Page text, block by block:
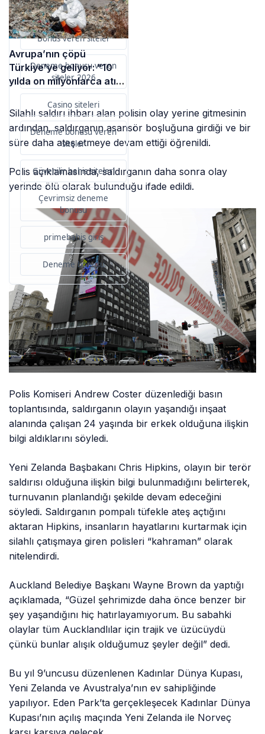
primebahis resmi giris
Bonus veren siteler
Deneme bonusu veren
siteler 2026
Casino siteleri
Deneme bonusu veren
siteler
Güvenilir bahis siteleri
Çevrimsiz deneme
bonusu
primebahis giriş
Deneme bonusu
Avrupa’nın çöpü
Türkiye’ye geliyor: “10
yılda on milyonlarca atık
ihracı”
Silahlı saldırı ihbarı alan polisin olay yerine gitmesinin
ardından, saldırganın asansör boşluğuna girdiği ve bir
süre daha ateş etmeye devam ettiği öğrenildi.
Polis açıklamasında, saldırganın daha sonra olay
yerinde ölü olarak bulunduğu ifade edildi.
Polis Komiseri Andrew Coster düzenlediği basın
toplantısında, saldırganın olayın yaşandığı inşaat
alanında çalışan 24 yaşında bir erkek olduğuna ilişkin
bilgi aldıklarını söyledi.
Yeni Zelanda Başbakanı Chris Hipkins, olayın bir terör
saldırısı olduğuna ilişkin bilgi bulunmadığını belirterek,
turnuvanın planlandığı şekilde devam edeceğini
söyledi. Saldırganın pompalı tüfekle ateş açtığını
aktaran Hipkins, insanların hayatlarını kurtarmak için
silahlı çatışmaya giren polisleri “kahraman” olarak
nitelendirdi.
Auckland Belediye Başkanı Wayne Brown da yaptığı
açıklamada, “Güzel şehrimizde daha önce benzer bir
şey yaşandığını hiç hatırlayamıyorum. Bu sabahki
olaylar tüm Aucklandlılar için trajik ve üzücüydü
çünkü bunlar alışık olduğumuz şeyler değil” dedi.
Bu yıl 9’uncusu düzenlenen Kadınlar Dünya Kupası,
Yeni Zelanda ve Avustralya’nın ev sahipliğinde
yapılıyor. Eden Park’ta gerçekleşecek Kadınlar Dünya
Kupası’nın açılış maçında Yeni Zelanda ile Norveç